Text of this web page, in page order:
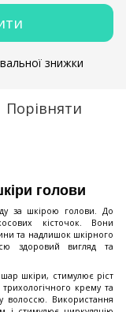
знижки
Порівняти
голови
за шкірою голови. До
кісточок. Вони
та надлишок шкірного
здоровий вигляд та
шкіри, стимулює ріст
крему та
волоссю. Використання